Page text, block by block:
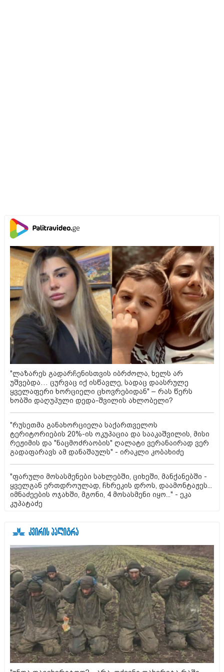
"ლაზარეს გადარჩენისთვის იბრძოლა, ხელს არ
უშვებდა… ცურვაც იქ ისწავლე, სადაც დაასრულე
ყველაფერი ხორციელი ცხოვრებიდან" – რას წერს
ხობში დაღუპული დედა-შვილის ახლობელი?
"რუსეთმა განახორციელა საქართველოს
ტერიტორიების 20%-ის ოკუპაცია და სააკაშვილის, მისი
რეჟიმის და "ნაცმოძრაობის" ღალატი ვერანაირად ვერ
გადაფარავს ამ დანაშაულს" - ირაკლი კობახიძე
"ფარული მოსასმენები სახლებში, ციხეში, მანქანებში -
ყველგან ერთდროულად, ჩხრეკის დროს, დაამონტაჟეს...
იმნაძეების ოჯახში, მგონი, 4 მოსასმენი იყო..." - ეკა
კუპატაძე